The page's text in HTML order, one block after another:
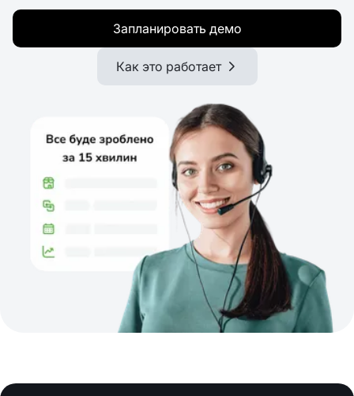
Запланировать демо
Как это работает